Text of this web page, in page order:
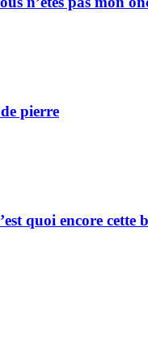
pierre
quoi encore cette